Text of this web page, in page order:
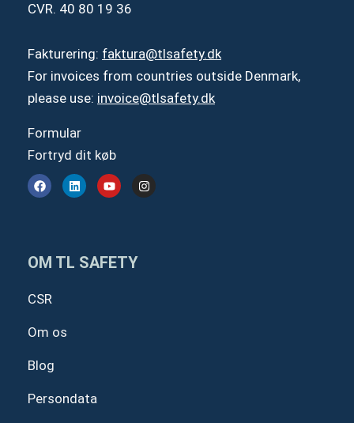
CVR. 40 80 19 36
Fakturering: faktura@tlsafety.dk
For invoices from countries outside Denmark,
please use: invoice@tlsafety.dk
Formular
Fortryd dit køb
F
a
c
k
L
i
n
n
Y
o
u
I
n
s
OM TL SAFETY
CSR
Om os
Blog
Persondata